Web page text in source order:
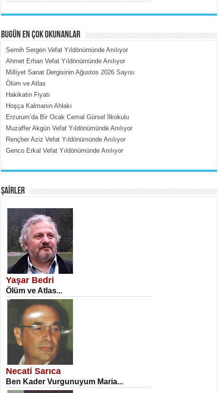
MEHMET ÇOBAN
İçerdeki Put Dışardaki Maskeler...
SATILMIŞ ÜMİT ÇETİNKAYA
Erkenlik...
NECLA DİLEK ARSLAN
Öğretmenler Günü Mahkemesi...
BUGÜN EN ÇOK OKUNANLAR
Semih Sergen Vefat Yıldönümünde Anılıyor
Ahmet Erhan Vefat Yıldönümünde Anılıyor
Milliyet Sanat Dergisinin Ağustos 2026 Sayısı
Ölüm ve Atlas
Hakikatin Fiyatı
Hoşça Kalmanın Ahlakı
Erzurum’da Bir Ocak Cemal Gürsel İlkokulu
Muzaffer Akgün Vefat Yıldönümünde Anılıyor
Rençber Aziz Vefat Yıldönümünde Anılıyor
Genco Erkal Vefat Yıldönümünde Anılıyor
ŞAİRLER
Yaşar Bedri
Ölüm ve Atlas...
Necati Sarıca
Ben Kader Vurgunuyum Maria...